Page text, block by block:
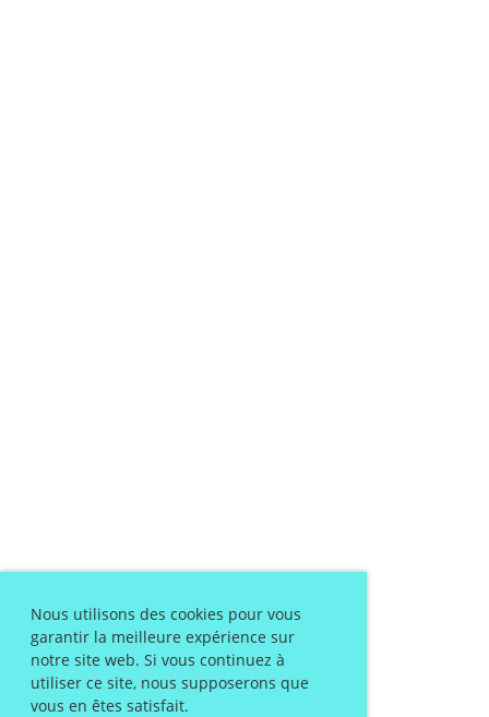
Nous utilisons des cookies pour vous
garantir la meilleure expérience sur
notre site web. Si vous continuez à
utiliser ce site, nous supposerons que
vous en êtes satisfait.